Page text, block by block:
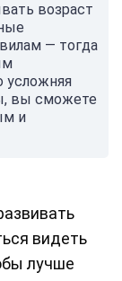
возраст
— тогда
усложняя
вы сможете
и
видеть
лучше